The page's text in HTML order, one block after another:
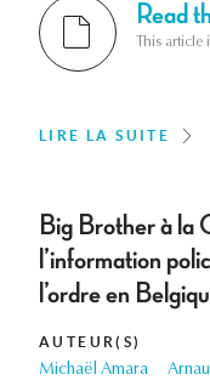
Read
This
LIRE LA SUITE
Big Brother à la
l’information
l’ordre en
AUTEUR(S)
Michaël Amara